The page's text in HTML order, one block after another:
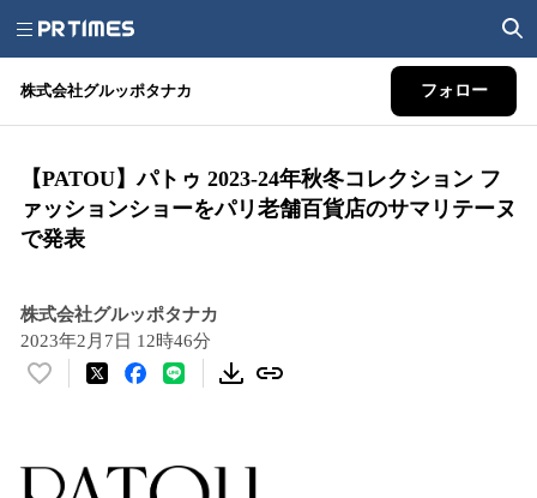
株式会社グルッポタナカ フォロー
【PATOU】パトゥ 2023-24年秋冬コレクション フ
ァッションショーをパリ老舗百貨店のサマリテーヌ
で発表
株式会社グルッポタナカ
2023年2月7日 12時46分
い
数